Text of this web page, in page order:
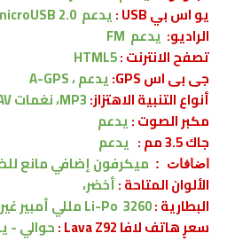
يو اس بي USB : يدعم 2.0
الراديو: يدعم FM
تصفح الانترنت :HTML5
جى بى اس GPS:
يدعم ، A-GPS
أنواع التنبية الاهتزاز:
مكبر الصوت :يدعم
جاك 3.5 مم :
يدعم
اضافات : ميكرفون إضافي مانع
الألوان المتاحة :أخضر،
البطارية :Li-Po 3260 مللي أمبير
سعرٍ هاتف لافا Lava Z92 :
حوالي -